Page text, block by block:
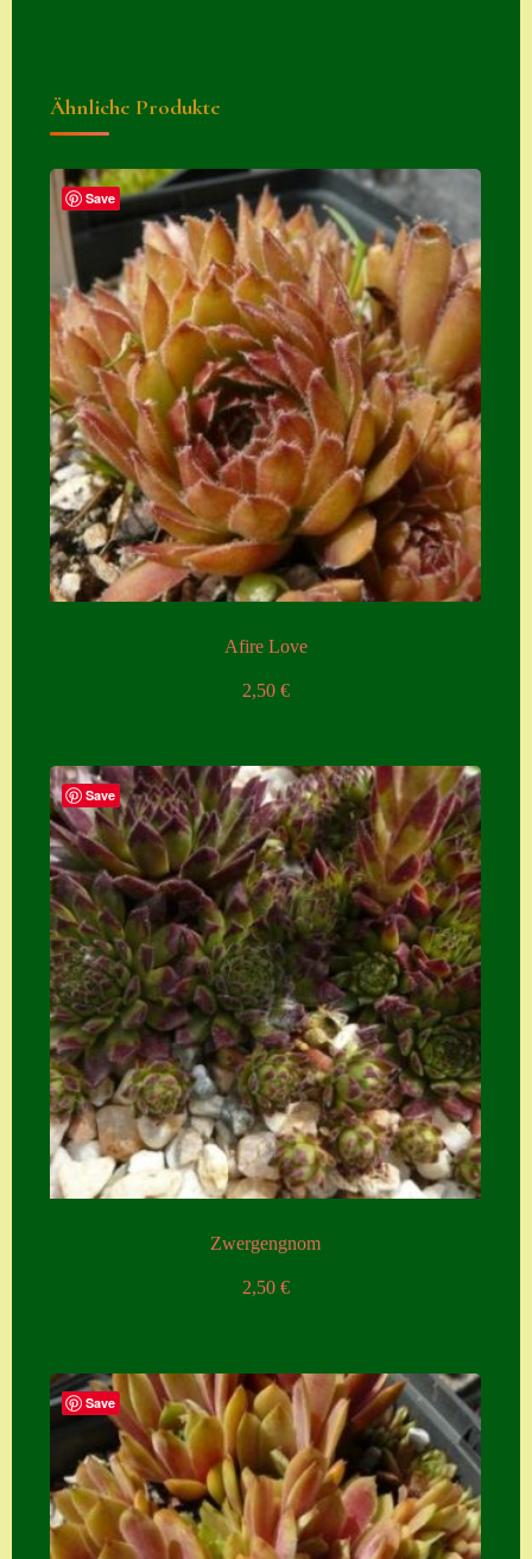
Versand von
Semps
Warenkorb
Warenkorb
Widerrufsbelehru
ng
Zahlung
Zahlungs- &
Versandinfos
Zubehör
Zubehör
Ähnliche Produkte
Save
Afire Love
2,50 €
Save
Zwergengnom
2,50 €
Save